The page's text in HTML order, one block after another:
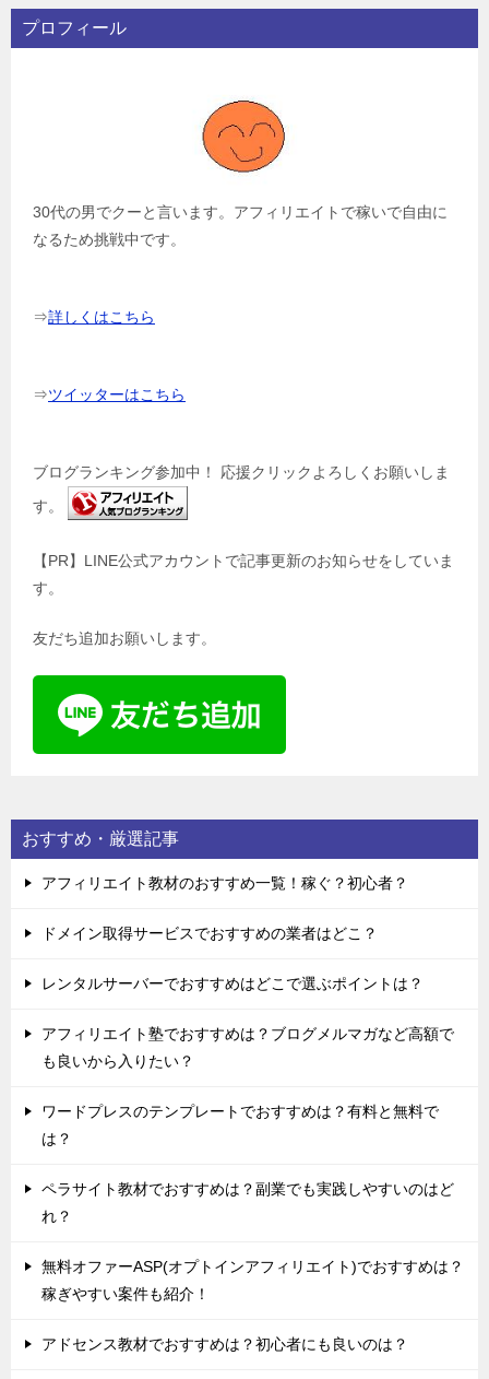
ョ
ン
プロフィール
30代の男でクーと言います。アフィリエイトで稼いで自由に
なるため挑戦中です。
⇒詳しくはこちら
⇒ツイッターはこちら
ブログランキング参加中！ 応援クリックよろしくお願いしま
す。
【PR】LINE公式アカウントで記事更新のお知らせをしていま
す。
友だち追加お願いします。
おすすめ・厳選記事
アフィリエイト教材のおすすめ一覧！稼ぐ？初心者？
ドメイン取得サービスでおすすめの業者はどこ？
レンタルサーバーでおすすめはどこで選ぶポイントは？
アフィリエイト塾でおすすめは？ブログメルマガなど高額で
も良いから入りたい？
ワードプレスのテンプレートでおすすめは？有料と無料で
は？
ペラサイト教材でおすすめは？副業でも実践しやすいのはど
れ？
無料オファーASP(オプトインアフィリエイト)でおすすめは？
稼ぎやすい案件も紹介！
アドセンス教材でおすすめは？初心者にも良いのは？